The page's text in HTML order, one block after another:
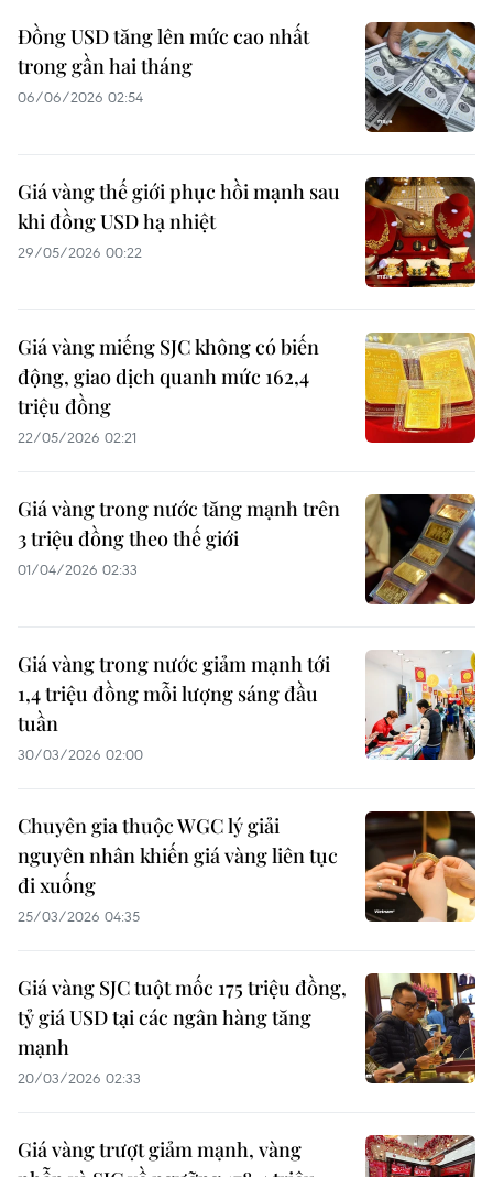
Đồng USD tăng lên mức cao nhất
trong gần hai tháng
06/06/2026 02:54
Giá vàng thế giới phục hồi mạnh sau
khi đồng USD hạ nhiệt
29/05/2026 00:22
Giá vàng miếng SJC không có biến
động, giao dịch quanh mức 162,4
triệu đồng
22/05/2026 02:21
Giá vàng trong nước tăng mạnh trên
3 triệu đồng theo thế giới
01/04/2026 02:33
Giá vàng trong nước giảm mạnh tới
1,4 triệu đồng mỗi lượng sáng đầu
tuần
30/03/2026 02:00
Chuyên gia thuộc WGC lý giải
nguyên nhân khiến giá vàng liên tục
đi xuống
25/03/2026 04:35
Giá vàng SJC tuột mốc 175 triệu đồng,
tỷ giá USD tại các ngân hàng tăng
mạnh
20/03/2026 02:33
Giá vàng trượt giảm mạnh, vàng